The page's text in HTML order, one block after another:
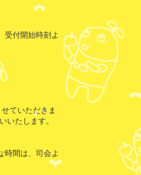
受付開始時刻 よ
ていただきま
いたします。
時間は、司会よ